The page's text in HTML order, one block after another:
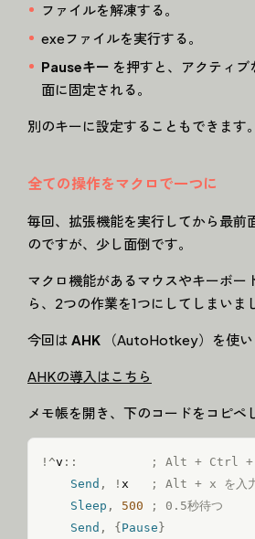
ファイルを解凍する。
exeファイルを実行する。
Pauseキー を押すと、アクティ
面に固定される。
別のキーに設定することもできます。
全ての操作をマクロで一つに
毎回、拡張機能を実行してから最前
のですが、少し面倒です。
マクロ機能があるマウスやキーボー
ら、2つの作業を1つにしてしまいま
今回は AHK （AutoHotkey）を使い
AHKの導入はこちら
メモ帳を開き、下のコードをコピペ
! ^v : :
; Alt + Ctrl +
Send , ! x
; Alt + x を入
Sleep , 500
; 0.5秒待つ
Send , {Pause}